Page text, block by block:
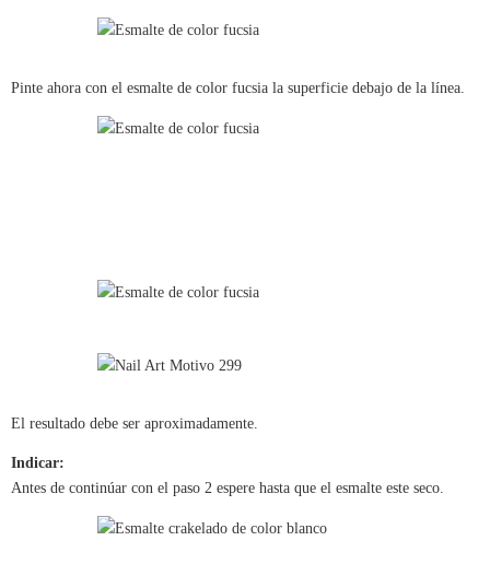
Pinte ahora con el esmalte de color fucsia la superficie debajo de la línea.
El resultado debe ser aproximadamente.
Indicar:
Antes de continúar con el paso 2 espere hasta que el esmalte este seco.